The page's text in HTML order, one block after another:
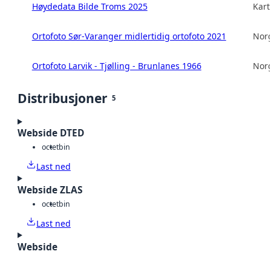
Høydedata Bilde Troms 2025
Ortofoto Sør-Varanger midlertidig ortofoto 2021
Ortofoto Larvik - Tjølling - Brunlanes 1966
Distribusjoner 5
Webside DTED
octetbin
Last ned
Webside ZLAS
octetbin
Last ned
Webside